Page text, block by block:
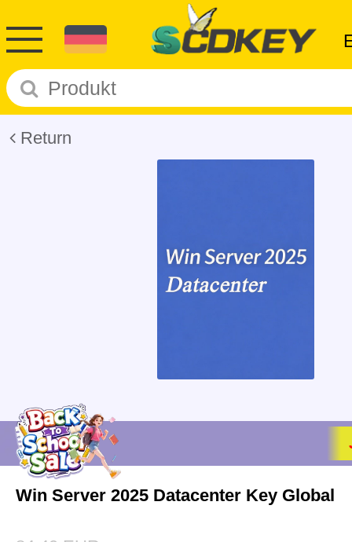
Return
Win Server 2025 Datacenter Key Global